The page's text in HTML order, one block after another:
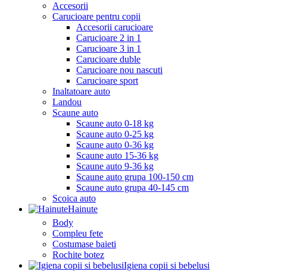
Accesorii
Carucioare pentru copii
Accesorii carucioare
Carucioare 2 in 1
Carucioare 3 in 1
Carucioare duble
Carucioare nou nascuti
Carucioare sport
Inaltatoare auto
Landou
Scaune auto
Scaune auto 0-18 kg
Scaune auto 0-25 kg
Scaune auto 0-36 kg
Scaune auto 15-36 kg
Scaune auto 9-36 kg
Scaune auto grupa 100-150 cm
Scaune auto grupa 40-145 cm
Scoica auto
Hainute
Body
Compleu fete
Costumase baieti
Rochite botez
Igiena copii si bebelusi